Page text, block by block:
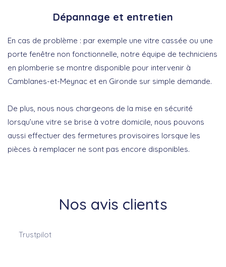
Dépannage et entretien
En cas de problème : par exemple une vitre cassée ou une
porte fenêtre non fonctionnelle, notre équipe de techniciens
en plomberie se montre disponible pour intervenir à
Camblanes-et-Meynac et en Gironde sur simple demande.
De plus, nous nous chargeons de la mise en sécurité
lorsqu’une vitre se brise à votre domicile, nous pouvons
aussi effectuer des fermetures provisoires lorsque les
pièces à remplacer ne sont pas encore disponibles.
Nos avis clients
Trustpilot